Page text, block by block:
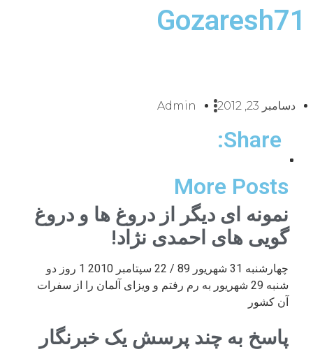
Gozaresh71
دسامبر 23, 2012 Admin
Share:
More Posts
نمونه ای دیگر از دروغ ها و دروغ
گویی های احمدی نژاد!
چهارشنبه 31 شهریور 89 / 22 سپتامبر 2010 1 روز دو
شنبه 29 شهریور به رم رفتم و ویزای آلمان را از سفرات
آن کشور
پاسخ به چند پرسش یک خبرنگار